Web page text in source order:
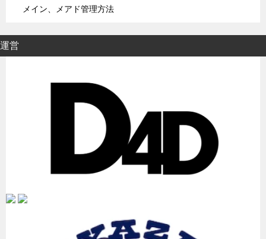
メイン、メアド管理方法
運営